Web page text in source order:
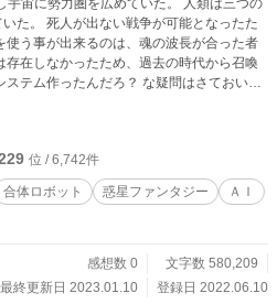
宙に勢力圏を広めていた。 人類は三つの
た。 死人が出ない戦争が可能となったた
う事が出来るのは、魂の波長が合った者
在しなかったため、過去の時代から召喚
テム作ったんだろ？ な疑問はさておい
務の数々。 そして騒動に巻き込まれてい
たのか？ その謎は最後に明らかになるか
標に対して、提示される課題をクリアし
標をクリアします。 ストレスの無い予定
40話
仲間を探して、ファンタジーなジャンル
が、停戦状態の戦線の調査だけで、終わり
位 / 6,742件
合体ロボット 惑星ファンタジー
ＡＩ
感想数 0
文字数 580,209
最終更新日 2023.01.10
登録日 2022.06.10